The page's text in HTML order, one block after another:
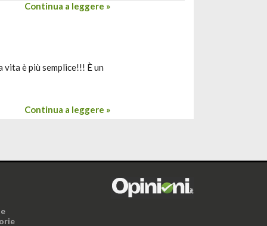
Continua a leggere »
vita è più semplice!!! È un
Continua a leggere »